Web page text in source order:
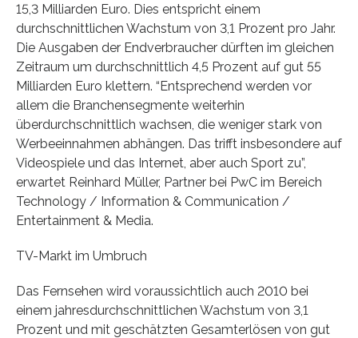
15,3 Milliarden Euro. Dies entspricht einem
durchschnittlichen Wachstum von 3,1 Prozent pro Jahr.
Die Ausgaben der Endverbraucher dürften im gleichen
Zeitraum um durchschnittlich 4,5 Prozent auf gut 55
Milliarden Euro klettern. “Entsprechend werden vor
allem die Branchensegmente weiterhin
überdurchschnittlich wachsen, die weniger stark von
Werbeeinnahmen abhängen. Das trifft insbesondere auf
Videospiele und das Internet, aber auch Sport zu”,
erwartet Reinhard Müller, Partner bei PwC im Bereich
Technology / Information & Communication /
Entertainment & Media.
TV-Markt im Umbruch
Das Fernsehen wird voraussichtlich auch 2010 bei
einem jahresdurchschnittlichen Wachstum von 3,1
Prozent und mit geschätzten Gesamterlösen von gut